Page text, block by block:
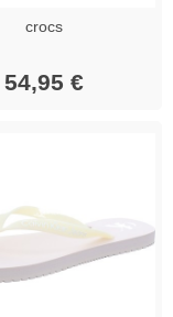
crocs
54,95 €